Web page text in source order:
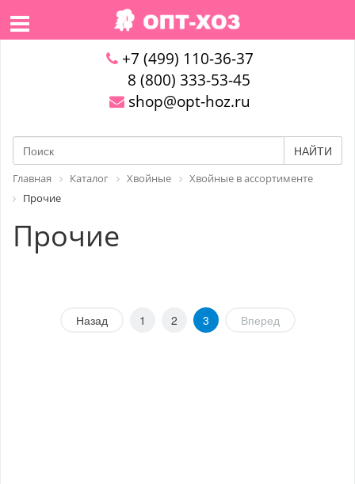
+7 (499) 110-36-37
8 (800) 333-53-45
shop@opt-hoz.ru
НАЙТИ
Главная Каталог Хвойные
Хвойные в ассортименте
Прочие
Прочие
Назад 1 2 3 Вперед